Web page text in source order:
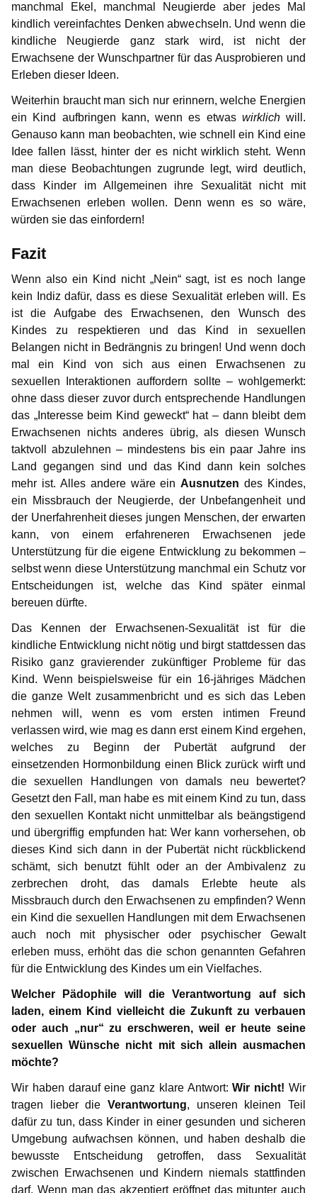
manchmal Ekel, manchmal Neugierde aber jedes Mal
kindlich vereinfachtes Denken abwechseln. Und wenn die
kindliche Neugierde ganz stark wird, ist nicht der
Erwachsene der Wunschpartner für das Ausprobieren und
Erleben dieser Ideen.
Weiterhin braucht man sich nur erinnern, welche Energien
ein Kind aufbringen kann, wenn es etwas wirklichwill.
Genauso kann man beobachten, wie schnell ein Kind eine
Idee fallen lässt, hinter der es nicht wirklich steht. Wenn
man diese Beobachtungen zugrunde legt, wird deutlich,
dass Kinder im Allgemeinen ihre Sexualität nicht mit
Erwachsenen erleben wollen. Denn wenn es so wäre,
würden sie das einfordern!
Fazit
Wenn also ein Kind nicht „Nein“ sagt, ist es noch lange
kein Indiz dafür, dass es diese Sexualität erleben will. Es
ist die Aufgabe des Erwachsenen, den Wunsch des
Kindes zu respektieren und das Kind in sexuellen
Belangen nicht in Bedrängnis zu bringen! Und wenn doch
mal ein Kind von sich aus einen Erwachsenen zu
sexuellen Interaktionen auffordern sollte – wohlgemerkt:
ohne dass dieser zuvor durch entsprechende Handlungen
das „Interesse beim Kind geweckt“ hat – dann bleibt dem
Erwachsenen nichts anderes übrig, als diesen Wunsch
taktvoll abzulehnen – mindestens bis ein paar Jahre ins
Land gegangen sind und das Kind dann kein solches
mehr ist. Alles andere wäre einAusnutzen des Kindes,
ein Missbrauch der Neugierde, der Unbefangenheit und
der Unerfahrenheit dieses jungen Menschen, der erwarten
kann, von einem erfahreneren Erwachsenen jede
Unterstützung für die eigene Entwicklung zu bekommen –
selbst wenn diese Unterstützung manchmal ein Schutz vor
Entscheidungen ist, welche das Kind später einmal
bereuen dürfte.
Das Kennen der Erwachsenen-Sexualität ist für die
kindliche Entwicklung nicht nötig und birgt stattdessen das
Risiko ganz gravierender zukünftiger Probleme für das
Kind. Wenn beispielsweise für ein 16-jähriges Mädchen
die ganze Welt zusammenbricht und es sich das Leben
nehmen will, wenn es vom ersten intimen Freund
verlassen wird, wie mag es dann erst einem Kind ergehen,
welches zu Beginn der Pubertät aufgrund der
einsetzenden Hormonbildung einen Blick zurück wirft und
die sexuellen Handlungen von damals neu bewertet?
Gesetzt den Fall, man habe es mit einem Kind zu tun, dass
den sexuellen Kontakt nicht unmittelbar als beängstigend
und übergriffig empfunden hat: Wer kann vorhersehen, ob
dieses Kind sich dann in der Pubertät nicht rückblickend
schämt, sich benutzt fühlt oder an der Ambivalenz zu
zerbrechen droht, das damals Erlebte heute als
Missbrauch durch den Erwachsenen zu empfinden? Wenn
ein Kind die sexuellen Handlungen mit dem Erwachsenen
auch noch mit physischer oder psychischer Gewalt
erleben muss, erhöht das die schon genannten Gefahren
für die Entwicklung des Kindes um ein Vielfaches.
Welcher Pädophile will die Verantwortung auf sich
laden, einem Kind vielleicht die Zukunft zu verbauen
oder auch „nur“ zu erschweren, weil er heute seine
sexuellen Wünsche nicht mit sich allein ausmachen
möchte?
Wir haben darauf eine ganz klare Antwort:Wir nicht! Wir
tragen lieber die Verantwortung, unseren kleinen Teil
dafür zu tun, dass Kinder in einer gesunden und sicheren
Umgebung aufwachsen können, und haben deshalb die
bewusste Entscheidung getroffen, dass Sexualität
zwischen Erwachsenen und Kindern niemals stattfinden
darf. Wenn man das akzeptiert eröffnet das mitunter auch